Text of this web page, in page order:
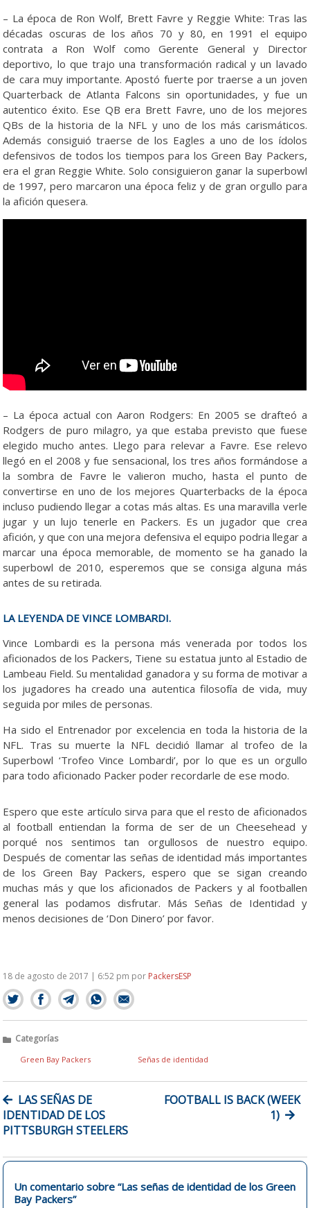
– La época de Ron Wolf, Brett Favre y Reggie White: Tras las
décadas oscuras de los años 70 y 80, en 1991 el equipo
contrata a Ron Wolf como Gerente General y Director
deportivo, lo que trajo una transformación radical y un lavado
de cara muy importante. Apostó fuerte por traerse a un joven
Quarterback de Atlanta Falcons sin oportunidades, y fue un
autentico éxito. Ese QB era Brett Favre, uno de los mejores
QBs de la historia de la NFL y uno de los más carismáticos.
Además consiguió traerse de los Eagles a uno de los ídolos
defensivos de todos los tiempos para los Green Bay Packers,
era el gran Reggie White. Solo consiguieron ganar la superbowl
de 1997, pero marcaron una época feliz y de gran orgullo para
la afición quesera.
– La época actual con Aaron Rodgers: En 2005 se drafteó a
Rodgers de puro milagro, ya que estaba previsto que fuese
elegido mucho antes. Llego para relevar a Favre. Ese relevo
llegó en el 2008 y fue sensacional, los tres años formándose a
la sombra de Favre le valieron mucho, hasta el punto de
convertirse en uno de los mejores Quarterbacks de la época
incluso pudiendo llegar a cotas más altas. Es una maravilla verle
jugar y un lujo tenerle en Packers. Es un jugador que crea
afición, y que con una mejora defensiva el equipo podria llegar a
marcar una época memorable, de momento se ha ganado la
superbowl de 2010, esperemos que se consiga alguna más
antes de su retirada.
LA LEYENDA DE VINCE LOMBARDI.
Vince Lombardi es la persona más venerada por todos los
aficionados de los Packers, Tiene su estatua junto al Estadio de
Lambeau Field. Su mentalidad ganadora y su forma de motivar a
los jugadores ha creado una autentica filosofía de vida, muy
seguida por miles de personas.
Ha sido el Entrenador por excelencia en toda la historia de la
NFL. Tras su muerte la NFL decidió llamar al trofeo de la
Superbowl ‘Trofeo Vince Lombardi’, por lo que es un orgullo
para todo aficionado Packer poder recordarle de ese modo.
Espero que este artículo sirva para que el resto de aficionados
al football entiendan la forma de ser de un Cheesehead y
porqué nos sentimos tan orgullosos de nuestro equipo.
Después de comentar las señas de identidad más importantes
de los Green Bay Packers, espero que se sigan creando
muchas más y que los aficionados de Packers y al footballen
general las podamos disfrutar. Más Señas de Identidad y
menos decisiones de ‘Don Dinero’ por favor.
18 de agosto de 2017 | 6:52 pm por PackersESP
Categorías
Green Bay Packers Señas de identidad
NAVEGACIÓN
DE
ENTRADAS
LAS SEÑAS DE
IDENTIDAD DE LOS
PITTSBURGH STEELERS
FOOTBALL IS BACK (WEEK
1)
Un comentario sobre “Las señas de identidad de los Green
Bay Packers”